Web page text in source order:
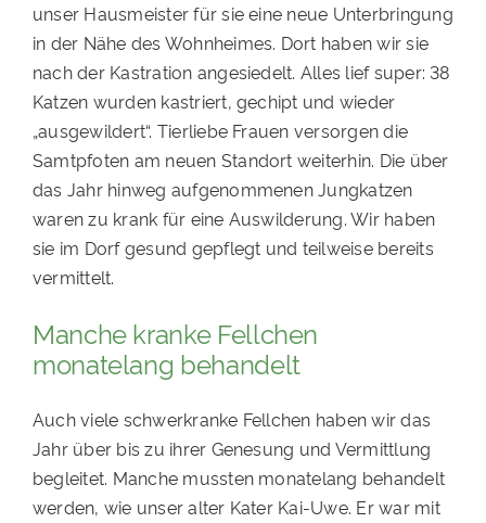
unser Hausmeister für sie eine neue Unterbringung
in der Nähe des Wohnheimes. Dort haben wir sie
nach der Kastration angesiedelt. Alles lief super: 38
Katzen wurden kastriert, gechipt und wieder
„ausgewildert“. Tierliebe Frauen versorgen die
Samtpfoten am neuen Standort weiterhin. Die über
das Jahr hinweg aufgenommenen Jungkatzen
waren zu krank für eine Auswilderung. Wir haben
sie im Dorf gesund gepflegt und teilweise bereits
vermittelt.
Manche kranke Fellchen
monatelang behandelt
Auch viele schwerkranke Fellchen haben wir das
Jahr über bis zu ihrer Genesung und Vermittlung
begleitet. Manche mussten monatelang behandelt
werden, wie unser alter Kater Kai-Uwe. Er war mit